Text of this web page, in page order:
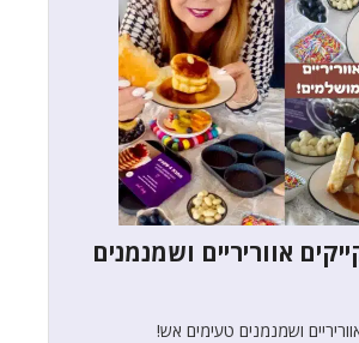
אווריריים ושמנמנים
ושמנמנים טעימים אש!